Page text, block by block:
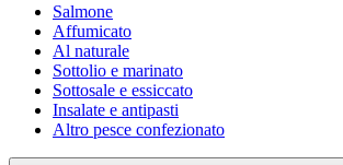
Salmone
Affumicato
Al naturale
Sottolio e marinato
Sottosale e essiccato
Insalate e antipasti
Altro pesce confezionato